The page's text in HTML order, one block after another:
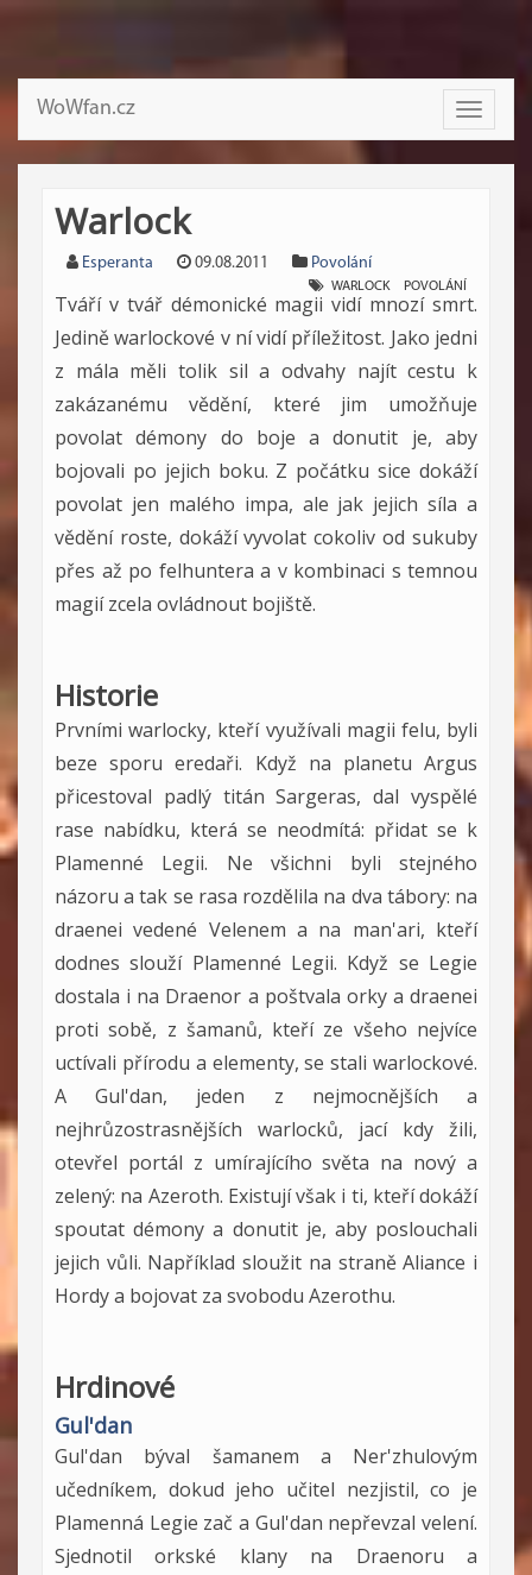
Toggle
WoWfan.cz
Warlock
Esperanta 09.08.2011 Povolání
WARLOCK POVOLÁNÍ
Tváří v tvář démonické magii vidí mnozí smrt.
Jedině warlockové v ní vidí příležitost. Jako jedni
z mála měli tolik sil a odvahy najít cestu k
zakázanému vědění, které jim umožňuje
povolat démony do boje a donutit je, aby
bojovali po jejich boku. Z počátku sice dokáží
povolat jen malého impa, ale jak jejich síla a
vědění roste, dokáží vyvolat cokoliv od sukuby
přes až po felhuntera a v kombinaci s temnou
magií zcela ovládnout bojiště.
Historie
Prvními warlocky, kteří využívali magii felu, byli
beze sporu eredaři. Když na planetu Argus
přicestoval padlý titán Sargeras, dal vyspělé
rase nabídku, která se neodmítá: přidat se k
Plamenné Legii. Ne všichni byli stejného
názoru a tak se rasa rozdělila na dva tábory: na
draenei vedené Velenem a na man'ari, kteří
dodnes slouží Plamenné Legii. Když se Legie
dostala i na Draenor a poštvala orky a draenei
proti sobě, z šamanů, kteří ze všeho nejvíce
uctívali přírodu a elementy, se stali warlockové.
A Gul'dan, jeden z nejmocnějších a
nejhrůzostrasnějších warlocků, jací kdy žili,
otevřel portál z umírajícího světa na nový a
zelený: na Azeroth. Existují však i ti, kteří dokáží
spoutat démony a donutit je, aby poslouchali
jejich vůli. Například sloužit na straně Aliance i
Hordy a bojovat za svobodu Azerothu.
Hrdinové
Gul'dan
Gul'dan býval šamanem a Ner'zhulovým
učedníkem, dokud jeho učitel nezjistil, co je
Plamenná Legie zač a Gul'dan nepřevzal velení.
Sjednotil orkské klany na Draenoru a